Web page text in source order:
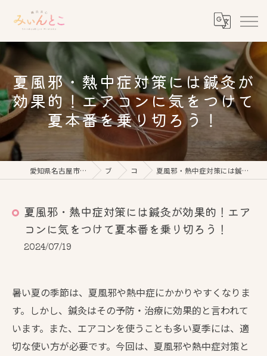
夏風邪・熱中症対策には鍼灸が
効果的！エアコンに気をつけて
夏本番を乗り切ろう！
愛知県名古屋市の美容鍼なら鍼灸美心みぃんとこ ブログ コラム 夏風邪・熱中症対策には鍼灸が効果的！エアコンに気をつけて夏本番を乗り切ろう！
夏風邪・熱中症対策には鍼灸が効果的！エア
コンに気をつけて夏本番を乗り切ろう！
2024/07/19
暑い夏の季節は、夏風邪や熱中症にかかりやすくなりま
す。しかし、鍼灸はその予防・治療に効果的と言われて
います。また、エアコンを使うことも多い夏季には、適
切な使い方が必要です。今回は、夏風邪や熱中症対策と